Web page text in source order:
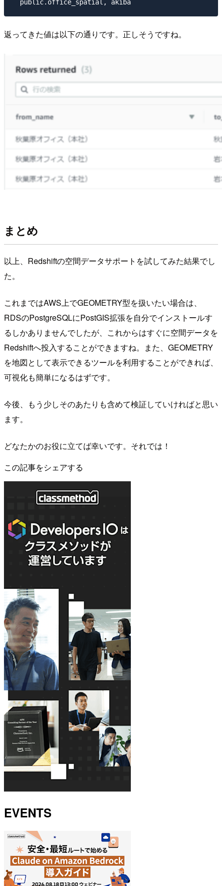
返ってきた値は以下の通りです。正しそうですね。
まとめ
以上、Redshiftの空間データサポートを試してみた結果でし
た。
これまではAWS上でGEOMETRY型を扱いたい場合は、
RDSのPostgreSQLにPostGIS拡張を自分でインストールす
るしかありませんでしたが、これからはすぐに空間データを
Redshiftへ投入することができますね。また、GEOMETRY
を地図として表示できるツールを利用することができれば、
可視化も簡単になるはずです。
今後、もう少しそのあたりも含めて検証していければと思い
ます。
どなたかのお役に立てば幸いです。それでは！
この記事をシェアする
EVENTS